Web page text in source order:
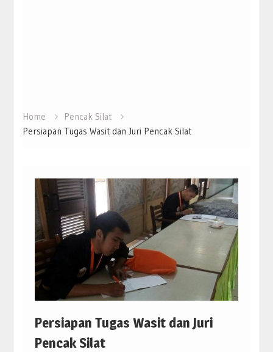
Home
Pencak Silat
Persiapan Tugas Wasit dan Juri Pencak Silat
Persiapan Tugas Wasit dan Juri
Pencak Silat